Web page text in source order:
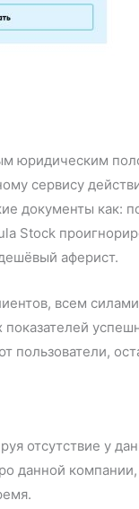
юридическим
сервису
документы как:
Stock
аферист.
всем
пользователи,
отсутствие у
данной